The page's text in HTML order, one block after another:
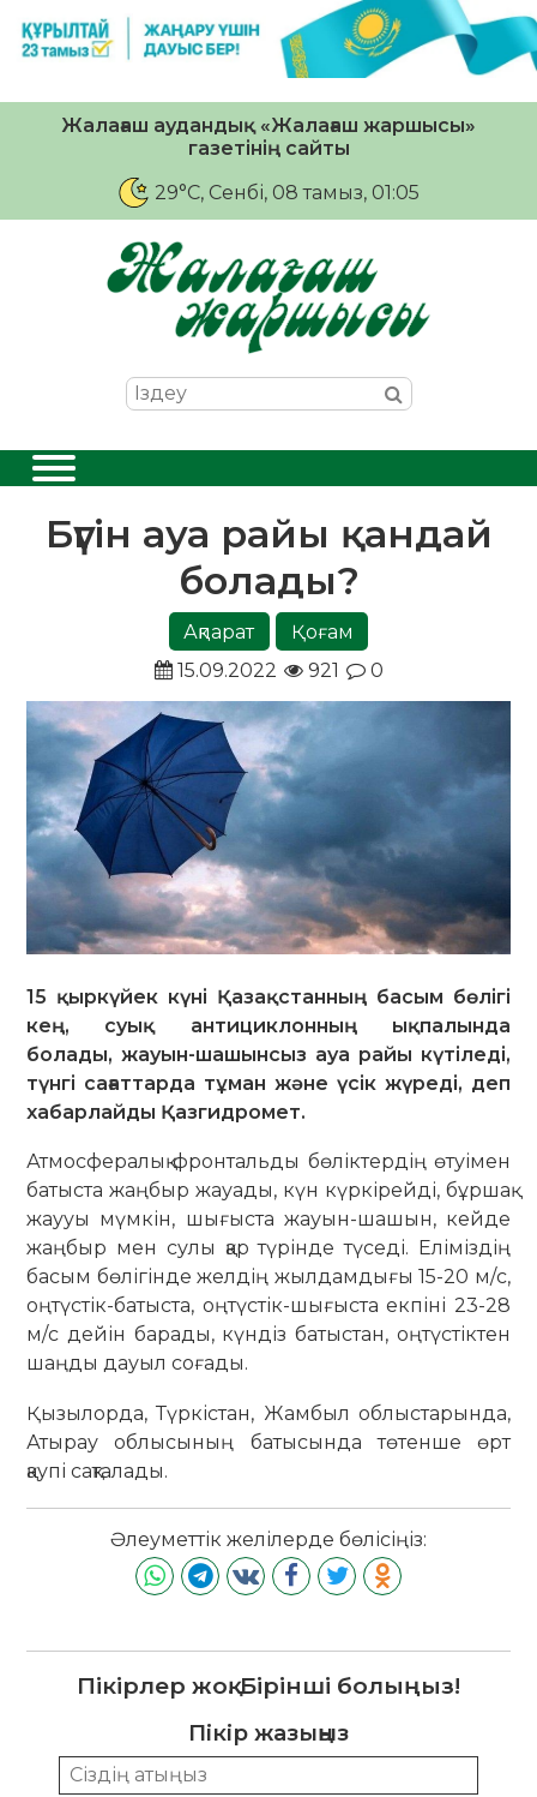
Жалағаш аудандық «Жалағаш жаршысы»
газетінің сайты
29°C, Сенбі, 08 тамыз, 01:05
Бүгін ауа райы қандай
болады?
Ақпарат
Қоғам
15.09.2022
921 0
15 қыркүйек күні Қазақстанның басым бөлігі
кең, суық антициклонның ықпалында
болады, жауын-шашынсыз ауа райы күтіледі,
түнгі сағаттарда тұман және үсік жүреді, деп
хабарлайды Қазгидромет.
Атмосфералық фронтальды бөліктердің өтуімен
батыста жаңбыр жауады, күн күркірейді, бұршақ
жаууы мүмкін, шығыста жауын-шашын, кейде
жаңбыр мен сулы қар түрінде түседі. Еліміздің
басым бөлігінде желдің жылдамдығы 15-20 м/с,
оңтүстік-батыста, оңтүстік-шығыста екпіні 23-28
м/с дейін барады, күндіз батыстан, оңтүстіктен
шаңды дауыл соғады.
Қызылорда, Түркістан, Жамбыл облыстарында,
Атырау облысының батысында төтенше өрт
қаупі сақталады.
Әлеуметтік желілерде бөлісіңіз:
Пікірлер жоқ. Бірінші болыңыз!
Пікір жазыңыз